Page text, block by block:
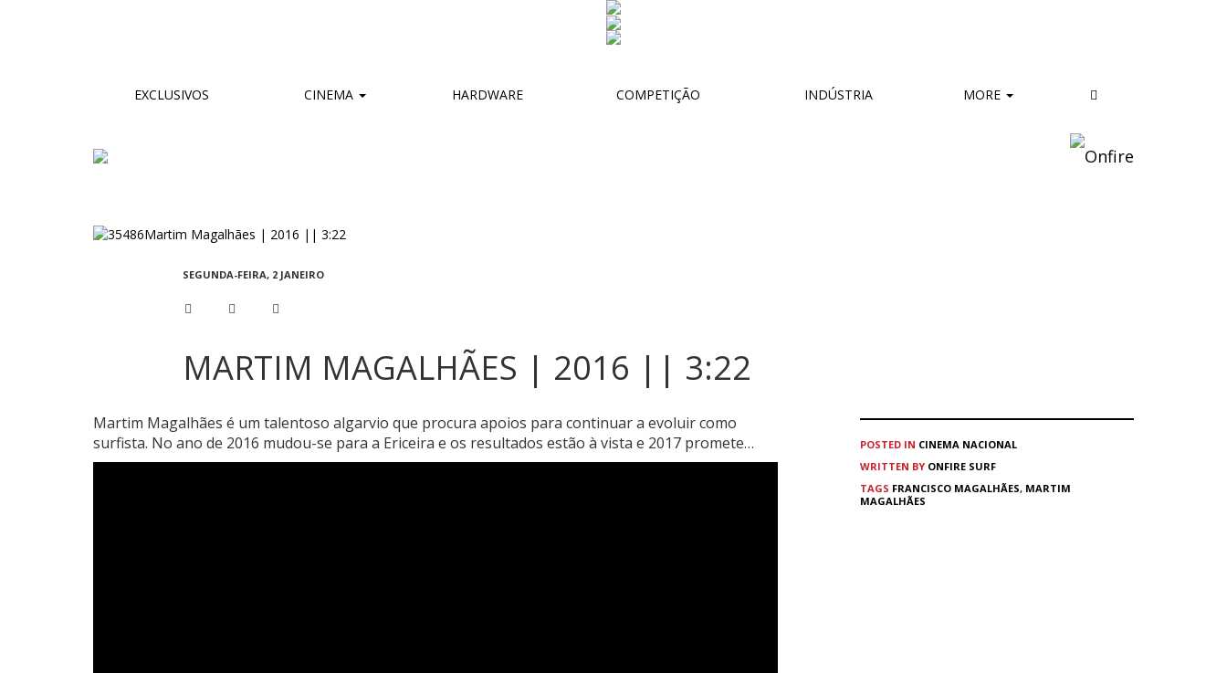
EXCLUSIVOS CINEMA HARDWARE COMPETIÇÃO INDÚSTRIA MORE
SEGUNDA-FEIRA, 2 JANEIRO
MARTIM MAGALHÃES | 2016 || 3:22
Martim Magalhães é um talentoso algarvio que procura apoios para continuar a evoluir como
surfista. No ano de 2016 mudou-se para a Ericeira e os resultados estão à vista e 2017 promete… POSTED IN CINEMA NACIONAL
WRITTEN BY ONFIRE SURF
TAGS FRANCISCO MAGALHÃES, MARTIM
MAGALHÃES